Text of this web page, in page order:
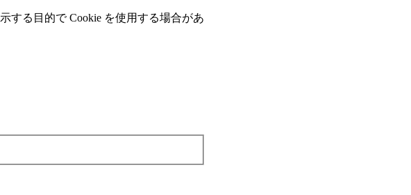
する⽬的で Cookie を使⽤する場合があ